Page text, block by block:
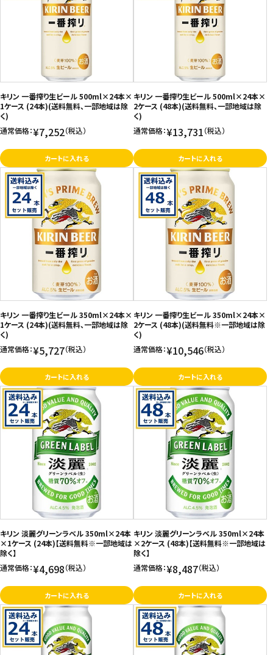
キリン 一番搾り生ビール 500ml×24本×
1ケース (24本)(送料無料、一部地域は除
く)
通常価格：¥7,252（税込）
カートに入れる
キリン 一番搾り生ビール 500ml×24本×
2ケース (48本)(送料無料、一部地域は除
く)
通常価格：¥13,731（税込）
カートに入れる
キリン 一番搾り生ビール 350ml×24本×
1ケース (24本)(送料無料、一部地域は除
く)
通常価格：¥5,727（税込）
カートに入れる
キリン 一番搾り生ビール 350ml×24本×
2ケース (48本)(送料無料※一部地域は除
く)
通常価格：¥10,546（税込）
カートに入れる
キリン 淡麗グリーンラベル 350ml×24本
×1ケース (24本)【送料無料※一部地域は
除く】
通常価格：¥4,698（税込）
カートに入れる
キリン 淡麗グリーンラベル 350ml×24本
×2ケース (48本)【送料無料※一部地域は
除く】
通常価格：¥8,487（税込）
カートに入れる